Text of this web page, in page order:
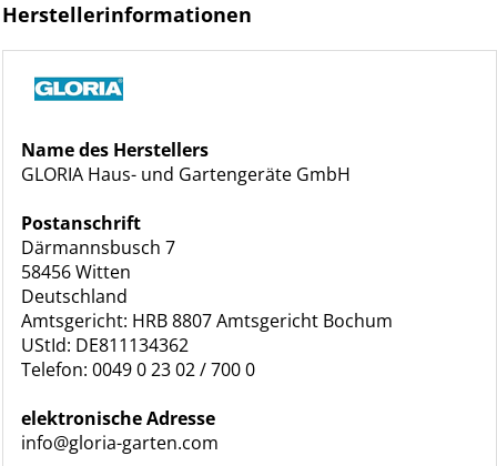
Herstellerinformationen
Name des Herstellers
GLORIA Haus- und Gartengeräte GmbH
Postanschrift
Därmannsbusch 7
58456 Witten
Deutschland
Amtsgericht: HRB 8807 Amtsgericht Bochum
UStId: DE811134362
Telefon: 0049 0 23 02 / 700 0
elektronische Adresse
info@gloria-garten.com